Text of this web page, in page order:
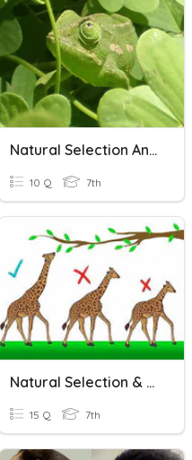
Natural Selection And Speciation
10 Q 7th
Natural Selection & Selective Breeding
15 Q 7th